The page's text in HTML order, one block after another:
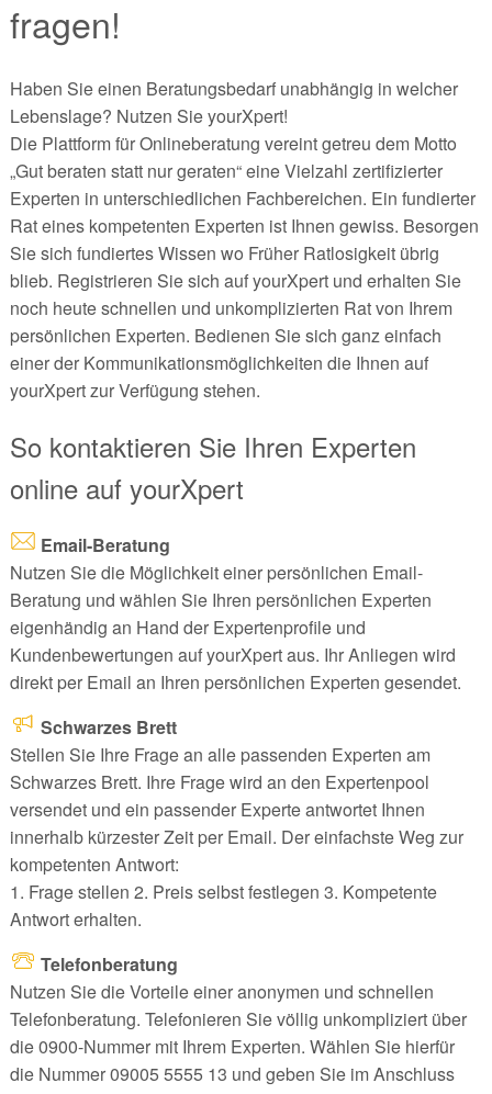
fragen!
Haben Sie einen Beratungsbedarf unabhängig in welcher
Lebenslage? Nutzen Sie yourXpert!
Die Plattform für Onlineberatung vereint getreu dem Motto
„Gut beraten statt nur geraten“ eine Vielzahl zertifizierter
Experten in unterschiedlichen Fachbereichen. Ein fundierter
Rat eines kompetenten Experten ist Ihnen gewiss. Besorgen
Sie sich fundiertes Wissen wo Früher Ratlosigkeit übrig
blieb. Registrieren Sie sich auf yourXpert und erhalten Sie
noch heute schnellen und unkomplizierten Rat von Ihrem
persönlichen Experten. Bedienen Sie sich ganz einfach
einer der Kommunikationsmöglichkeiten die Ihnen auf
yourXpert zur Verfügung stehen.
So kontaktieren Sie Ihren Experten
online auf yourXpert
Email-Beratung
Nutzen Sie die Möglichkeit einer persönlichen Email-
Beratung und wählen Sie Ihren persönlichen Experten
eigenhändig an Hand der Expertenprofile und
Kundenbewertungen auf yourXpert aus. Ihr Anliegen wird
direkt per Email an Ihren persönlichen Experten gesendet.
Schwarzes Brett
Stellen Sie Ihre Frage an alle passenden Experten am
Schwarzes Brett. Ihre Frage wird an den Expertenpool
versendet und ein passender Experte antwortet Ihnen
innerhalb kürzester Zeit per Email. Der einfachste Weg zur
kompetenten Antwort:
1. Frage stellen 2. Preis selbst festlegen 3. Kompetente
Antwort erhalten.
Telefonberatung
Nutzen Sie die Vorteile einer anonymen und schnellen
Telefonberatung. Telefonieren Sie völlig unkompliziert über
die 0900-Nummer mit Ihrem Experten. Wählen Sie hierfür
die Nummer 09005 5555 13 und geben Sie im Anschluss